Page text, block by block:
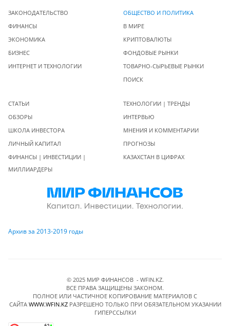
ЗАКОНОДАТЕЛЬСТВО
ФИНАНСЫ
ЭКОНОМИКА
БИЗНЕС
ИНТЕРНЕТ И ТЕХНОЛОГИИ
ОБЩЕСТВО И ПОЛИТИКА
В МИРЕ
КРИПТОВАЛЮТЫ
ФОНДОВЫЕ РЫНКИ
ТОВАРНО-СЫРЬЕВЫЕ РЫНКИ
ПОИСК
СТАТЬИ
ОБЗОРЫ
ШКОЛА ИНВЕСТОРА
ЛИЧНЫЙ КАПИТАЛ
ФИНАНСЫ | ИНВЕСТИЦИИ |
МИЛЛИАРДЕРЫ
ТЕХНОЛОГИИ | ТРЕНДЫ
ИНТЕРВЬЮ
МНЕНИЯ И КОММЕНТАРИИ
ПРОГНОЗЫ
КАЗАХСТАН В ЦИФРАХ
Архив за 2013-2019 годы
© 2025 МИР ФИНАНСОВ - WFIN.KZ.
ВСЕ ПРАВА ЗАЩИЩЕНЫ ЗАКОНОМ.
ПОЛНОЕ ИЛИ ЧАСТИЧНОЕ КОПИРОВАНИЕ МАТЕРИАЛОВ C
САЙТА WWW.WFIN.KZРАЗРЕШЕНО ТОЛЬКО ПРИ ОБЯЗАТЕЛЬНОМ УКАЗАНИИ
ГИПЕРССЫЛКИ